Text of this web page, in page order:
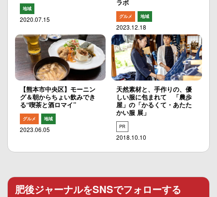
地域
2020.07.15
ラボ
グルメ 地域
2023.12.18
【熊本市中央区】モーニン
グ＆朝からちょい飲みでき
る“喫茶と酒ロマイ”
グルメ 地域
2023.06.05
天然素材と、手作りの、優
しい服に包まれて 「農歩
屋」の「かるくて・あたた
かい服 展」
PR
2018.10.10
肥後ジャーナルをSNSでフォローする